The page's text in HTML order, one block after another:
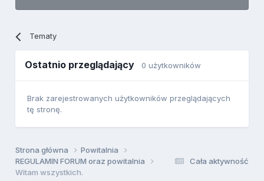
Tematy
Ostatnio przeglądający 0 użytkowników
Brak zarejestrowanych użytkowników przeglądających
tę stronę.
Cała aktywność
Strona główna
Powitalnia
REGULAMIN FORUM oraz powitalnia
Witam wszystkich.